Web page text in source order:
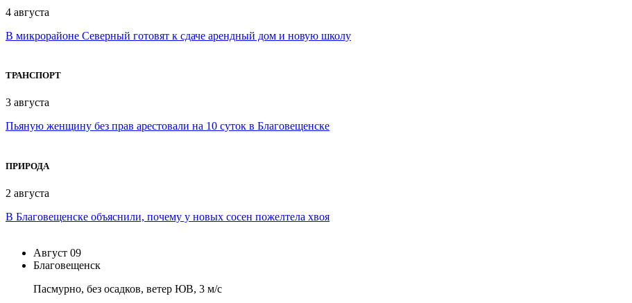
4 августа
В микрорайоне Северный готовят к сдаче арендный дом и новую школу
ТРАНСПОРТ
3 августа
Пьяную женщину без прав арестовали на 10 суток в Благовещенске
ПРИРОДА
2 августа
В Благовещенске объяснили, почему у новых сосен пожелтела хвоя
Август 09
Благовещенск
Пасмурно, без осадков, ветер ЮВ, 3 м/с